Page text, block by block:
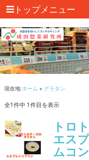
トップメニュー
現在地:ホーム » グラタン
全1件中 1件目を表示
トロ
エス
ムコ